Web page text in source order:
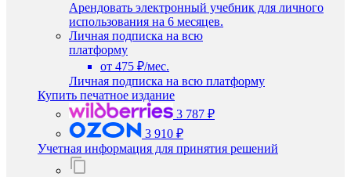
Арендовать электронный учебник для личного
использования на 6 месяцев.
Личная подписка на всю
платформу
от 475 ₽/мес.
Личная подписка на всю платформу
Купить печатное издание
3 787 ₽
3 910 ₽
Учетная информация для принятия решений